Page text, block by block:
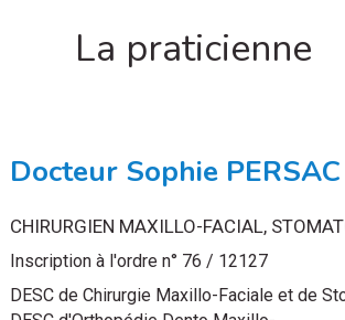
La praticienne
Docteur Sophie PERSAC
CHIRURGIEN MAXILLO-FACIAL,
Inscription à l'ordre n° 76 / 12127
DESC de Chirurgie Maxillo-Faciale et de